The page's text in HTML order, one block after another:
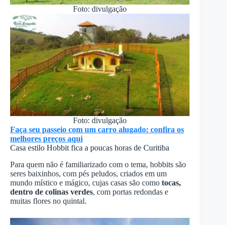
Foto: divulgação
Foto: divulgação
Faça seu passeio com um carro alugado: confira os
melhores preços aqui
Casa estilo Hobbit fica a poucas horas de Curitiba
Para quem não é familiarizado com o tema, hobbits são
seres baixinhos, com pés peludos, criados em um
mundo místico e mágico, cujas casas são como tocas,
dentro de colinas verdes, com portas redondas e
muitas flores no quintal.